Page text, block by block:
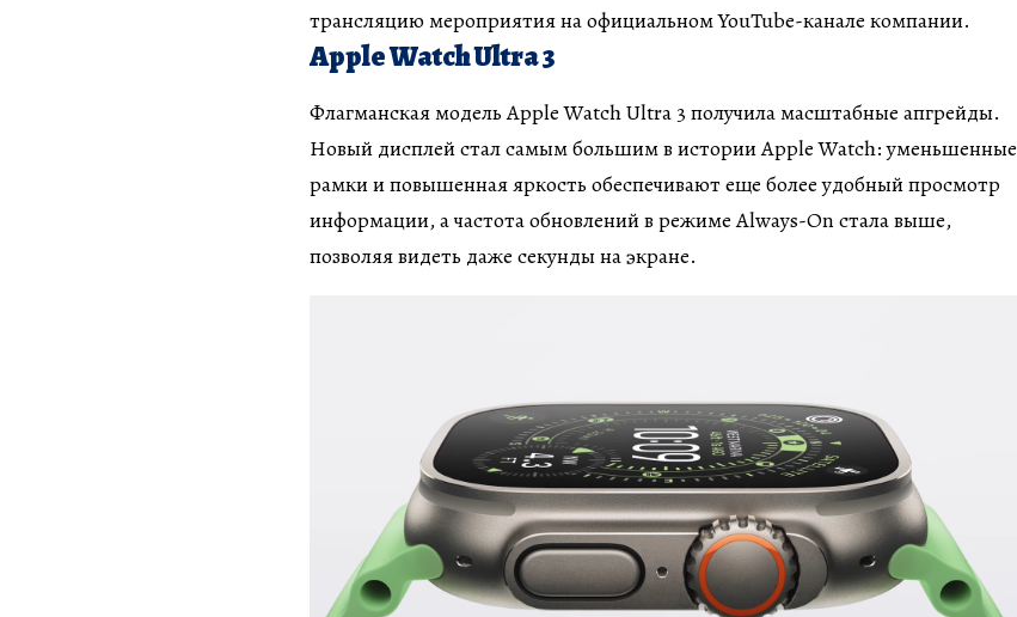
трансляцию мероприятия на официальном YouTube-канале компании.
Apple Watch Ultra 3
Флагманская модель Apple Watch Ultra 3 получила масштабные апгрейды.
Новый дисплей стал самым большим в истории Apple Watch: уменьшенные
рамки и повышенная яркость обеспечивают еще более удобный просмотр
информации, а частота обновлений в режиме Always-On стала выше,
позволяя видеть даже секунды на экране.